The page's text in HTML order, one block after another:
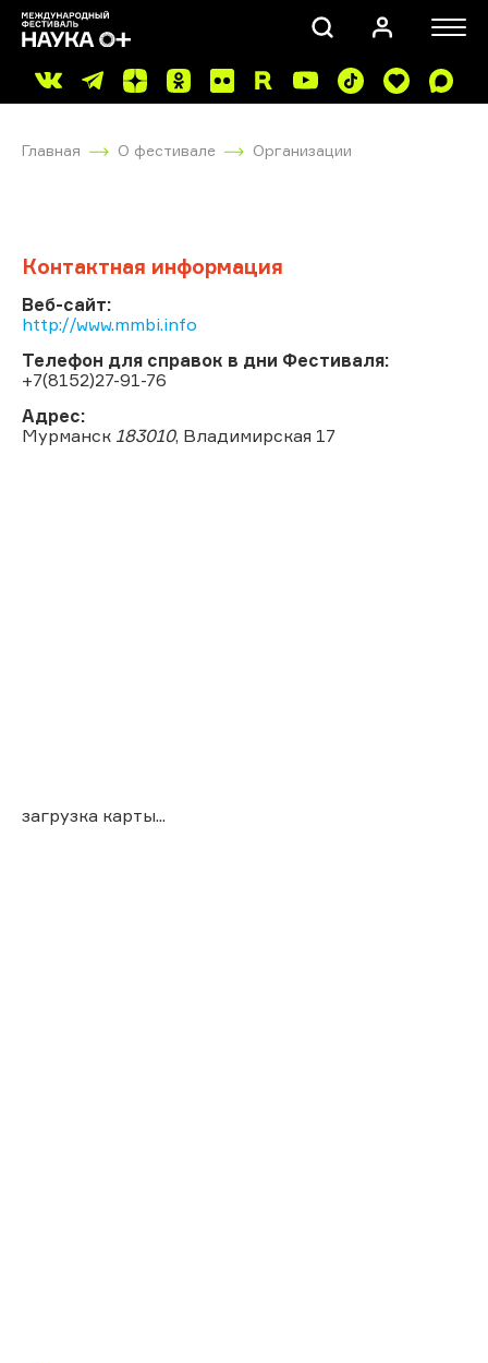
Главная О фестивале Организации
Контактная информация
Веб-сайт:
http://www.mmbi.info
Телефон для справок в дни Фестиваля:
+7(8152)27-91-76
Адрес:
Мурманск 183010, Владимирская 17
загрузка карты...